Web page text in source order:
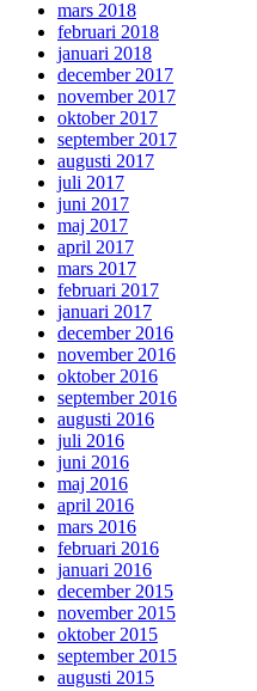
mars 2018
februari 2018
januari 2018
december 2017
november 2017
oktober 2017
september 2017
augusti 2017
juli 2017
juni 2017
maj 2017
april 2017
mars 2017
februari 2017
januari 2017
december 2016
november 2016
oktober 2016
september 2016
augusti 2016
juli 2016
juni 2016
maj 2016
april 2016
mars 2016
februari 2016
januari 2016
december 2015
november 2015
oktober 2015
september 2015
augusti 2015